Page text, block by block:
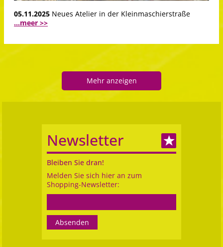
05.11.2025 Neues Atelier in der Kleinmaschierstraße
...meer >>
Mehr anzeigen
Newsletter
Bleiben Sie dran!
Melden Sie sich hier an zum
Shopping-Newsletter: